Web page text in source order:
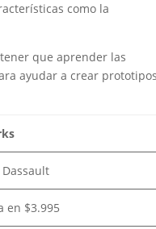
como la
que aprender las
ayudar a crear
en $3.995